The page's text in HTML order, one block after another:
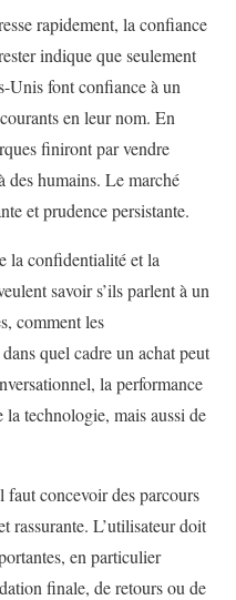
rapidement, la confiance
indique que seulement
Unis font confiance à un
en leur nom. En
finiront par vendre
des humains. Le marché
et prudence persistante.
la confidentialité et la
savoir s’ils parlent à un
comment les
quel cadre un achat peut
la performance
technologie, mais aussi de
faut concevoir des parcours
rassurante. L’utilisateur doit
en particulier
finale, de retours ou de